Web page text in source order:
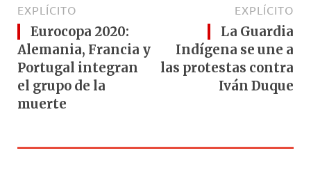
EXPLÍCITO
Eurocopa 2020:
Alemania, Francia y
Portugal integran
el grupo de la
muerte
EXPLÍCITO
La Guardia
Indígena se une a
las protestas contra
Iván Duque